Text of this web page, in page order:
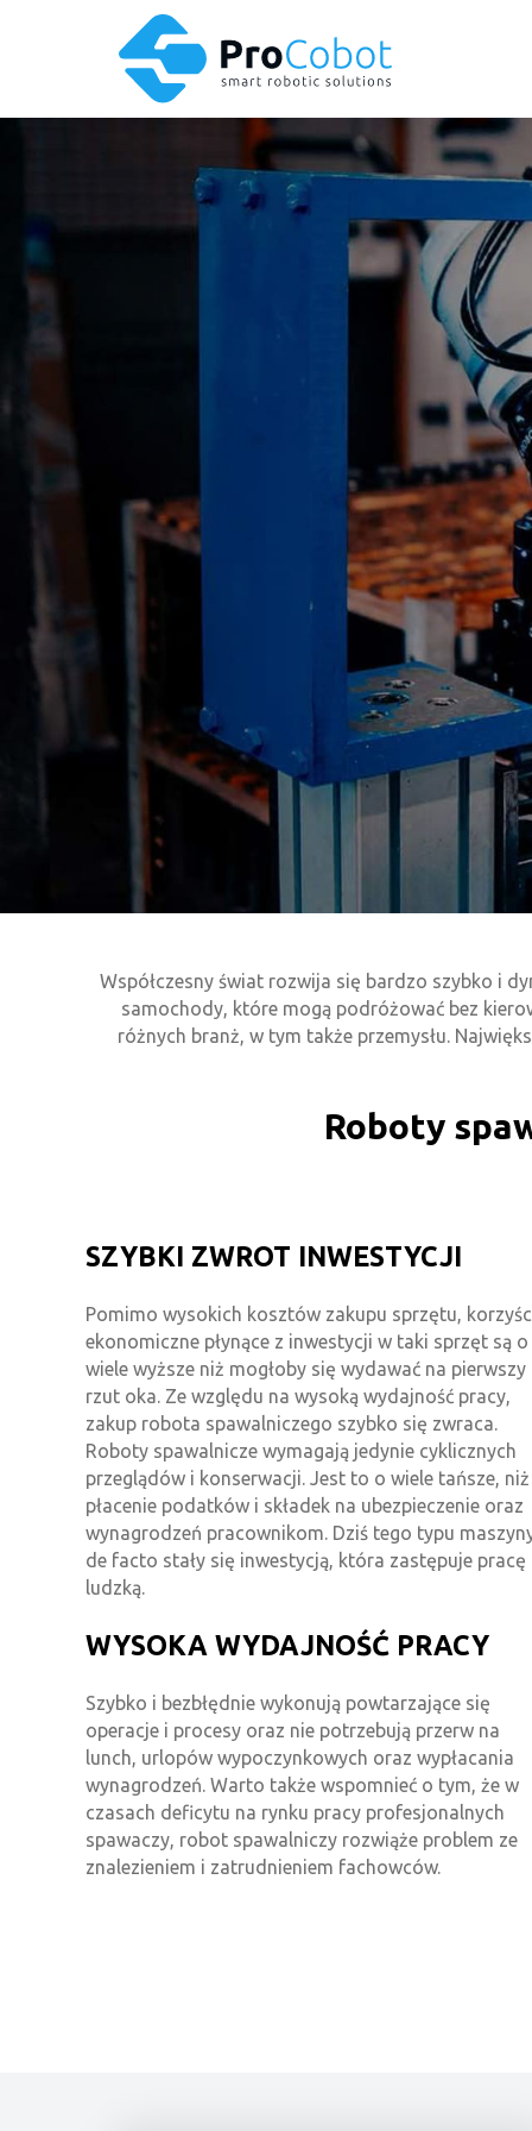
Współczesny świat rozwija się bardzo szybko i
samochody, które mogą podróżować bez
różnych branż, w tym także przemysłu.
Roboty
SZYBKI ZWROT INWESTYCJI
Pomimo wysokich kosztów zakupu sprzętu,
ekonomiczne płynące z inwestycji w taki sprzęt są o
wiele wyższe niż mogłoby się wydawać na pierwszy
rzut oka. Ze względu na wysoką wydajność pracy,
zakup robota spawalniczego szybko się zwraca.
Roboty spawalnicze wymagają jedynie cyklicznych
przeglądów i konserwacji. Jest to o wiele tańsze, niż
płacenie podatków i składek na ubezpieczenie oraz
wynagrodzeń pracownikom. Dziś tego typu
de facto stały się inwestycją, która zastępuje pracę
ludzką.
WYSOKA WYDAJNOŚĆ PRACY
Szybko i bezbłędnie wykonują powtarzające się
operacje i procesy oraz nie potrzebują przerw na
lunch, urlopów wypoczynkowych oraz wypłacania
wynagrodzeń. Warto także wspomnieć o tym, że w
czasach deficytu na rynku pracy profesjonalnych
spawaczy, robot spawalniczy rozwiąże problem ze
znalezieniem i zatrudnieniem fachowców.